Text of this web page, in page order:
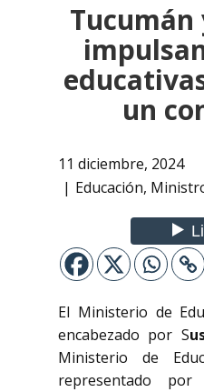
Tucumán
un
11 diciembre, 2024
Educación,
El Ministerio de
encabezado por S
Ministerio de
representado por